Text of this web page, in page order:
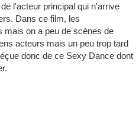
l'acteur principal qui n'arrive
Dans ce film, les
mais on a peu de scènes de
acteurs mais un peu trop tard
donc de ce Sexy Dance dont